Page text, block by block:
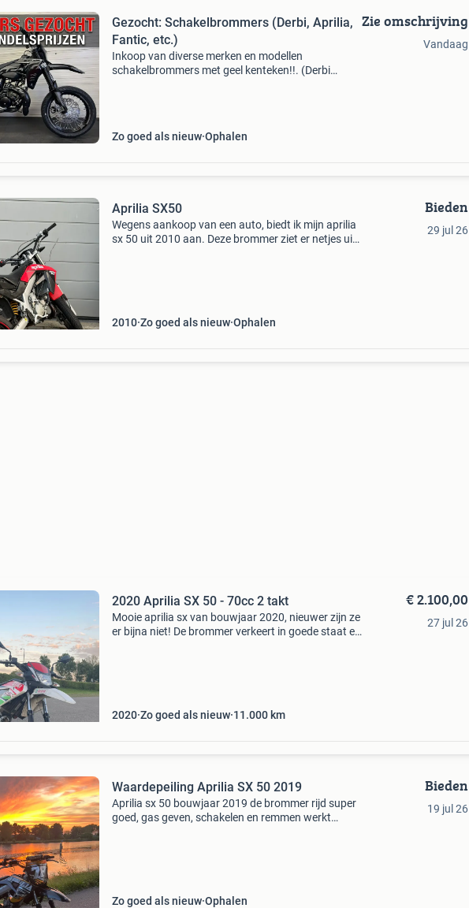
Gezocht: Schakelbrommers (Derbi, Aprilia,
Fantic, etc.)
Inkoop van diverse merken en modellen
schakelbrommers met geel kenteken!!. (Derbi
Zo goed als nieuw Ophalen
Zie omschrijving
Vandaag
Aprilia SX50
Wegens aankoop van een auto, biedt ik mijn aprilia
sx 50 uit 2010 aan. Deze brommer ziet er netjes uit
2010 Zo goed als nieuw Ophalen
Bieden
29 jul 26
2020 Aprilia SX 50 - 70cc 2 takt
Mooie aprilia sx van bouwjaar 2020, nieuwer zijn ze
er bijna niet! De brommer verkeert in goede staat en
2020 Zo goed als nieuw 11.000 km
€ 2.100,00
27 jul 26
️Waardepeiling️ Aprilia SX 50 2019
Aprilia sx 50 bouwjaar 2019 de brommer rijd super
goed, gas geven, schakelen en remmen werkt
Zo goed als nieuw Ophalen
Bieden
19 jul 26